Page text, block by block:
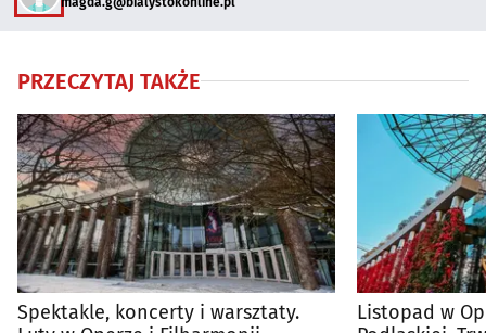
PRZECZYTAJ TAKŻE
Spektakle, koncerty i warsztaty.
Listopad w